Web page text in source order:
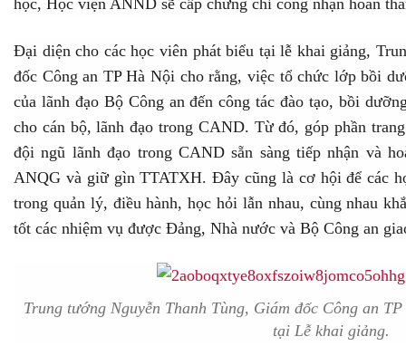
học, Học viện ANND sẽ cấp chứng chỉ công nhận hoàn
Đại diện cho các học viên phát biểu tại lễ khai giảng,
đốc Công an TP Hà Nội cho rằng, việc tổ chức lớp bồi
của lãnh đạo Bộ Công an đến công tác đào tạo, bồi
cho cán bộ, lãnh đạo trong CAND. Từ đó, góp phần
đội ngũ lãnh đạo trong CAND sẵn sàng tiếp nhận và
ANQG và giữ gìn TTATXH. Đây cũng là cơ hội để các
trong quản lý, điều hành, học hỏi lẫn nhau, cùng nhau
tốt các nhiệm vụ được Đảng, Nhà nước và Bộ Công an
Trung tướng Nguyễn Thanh Tùng, Giám đốc Công an
tại Lễ khai giảng.